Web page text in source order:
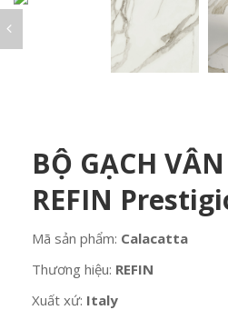
BỘ GẠCH
REFIN
Mã sản phẩm: Calacatta
Thương hiệu: REFIN
Xuất xứ: Italy